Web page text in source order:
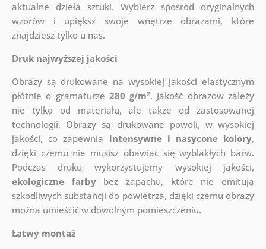
aktualne dzieła sztuki. Wybierz spośród oryginalnych
wzorów i upiększ swoje wnętrze obrazami, które
znajdziesz tylko u nas.
Druk najwyższej jakości
Obrazy są drukowane na wysokiej jakości elastycznym
płótnie o gramaturze 280 g/m2. Jakość obrazów zależy
nie tylko od materiału, ale także od zastosowanej
technologii. Obrazy są drukowane powoli, w wysokiej
jakości, co zapewnia intensywne i nasycone kolory,
dzięki czemu nie musisz obawiać się wyblakłych barw.
Podczas druku wykorzystujemy wysokiej jakości,
ekologiczne farbybez zapachu, które nie emitują
szkodliwych substancji do powietrza, dzięki czemu obrazy
można umieścić w dowolnym pomieszczeniu.
Łatwy montaż